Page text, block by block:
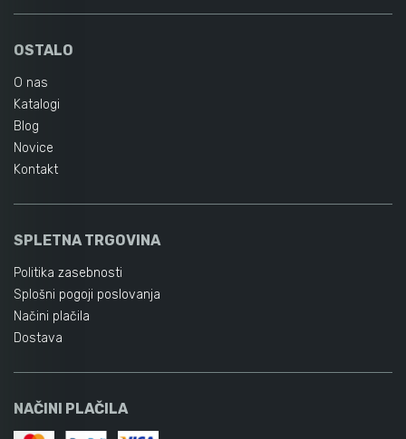
OSTALO
O nas
Katalogi
Blog
Novice
Kontakt
SPLETNA TRGOVINA
Politika zasebnosti
Splošni pogoji poslovanja
Načini plačila
Dostava
NAČINI PLAČILA